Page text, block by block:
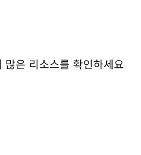
은 리소스를 확인하세요